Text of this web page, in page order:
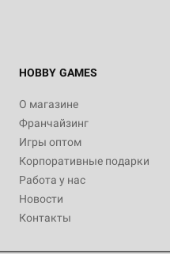
HOBBY GAMES
О магазине
Франчайзинг
Игры оптом
Корпоративные подарки
Работа у нас
Новости
Контакты